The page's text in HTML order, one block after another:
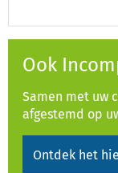
Ook
Samen met uw
afgestemd op
Ontdek het